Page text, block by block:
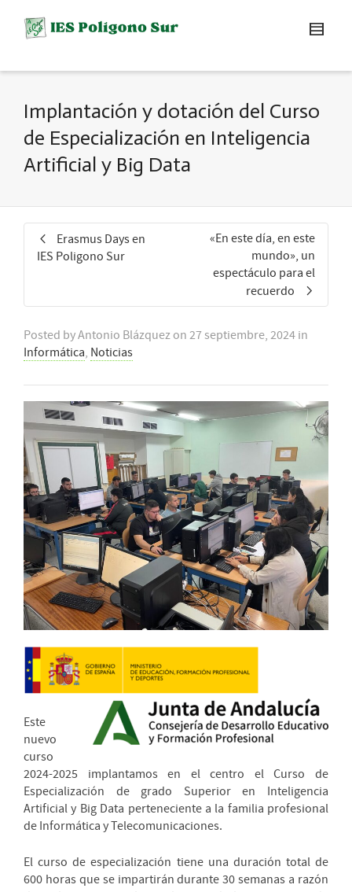
Implantación y dotación del Curso
de Especialización en Inteligencia
Artificial y Big Data
Erasmus Days en
IES Poligono Sur
«En este día, en este
mundo», un
espectáculo para el
recuerdo
Posted byAntonio Blázquez on 27 septiembre, 2024 in
Informática, Noticias
Este
nuevo
curso
2024-2025 implantamos en el centro el Curso de
Especialización de grado Superior en Inteligencia
Artificial y Big Data perteneciente a la familia profesional
de Informática y Telecomunicaciones.
El curso de especialización tiene una duración total de
600 horas que se impartirán durante 30 semanas a razón